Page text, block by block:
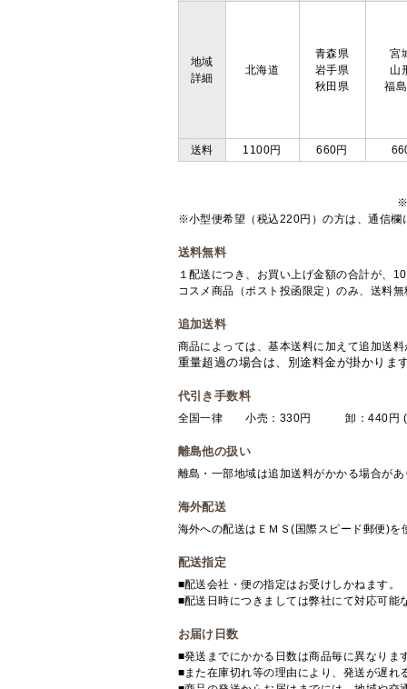
地域
詳細
北海道
青森県
岩手県
秋田県
宮
山
福
送料 1100円 660円
※
※小型便希望（税込220円）の方は、通信欄
送料無料
１配送につき、お買い上げ金額の合計が、
コスメ商品（ポスト投函限定）のみ、送料
追加送料
商品によっては、基本送料に加えて追加送
重量超過の場合は、別途料金が掛かりま
代引き手数料
全国一律 小売：330円 卸：440円 (
離島他の扱い
離島・一部地域は追加送料がかかる場合が
海外配送
海外への配送はＥＭＳ(国際スピード郵便)
配送指定
■配送会社・便の指定はお受けしかねます。
■配送日時につきましては弊社にて対応可能
お届け日数
■発送までにかかる日数は商品毎に異なりま
■また在庫切れ等の理由により、発送が遅れ